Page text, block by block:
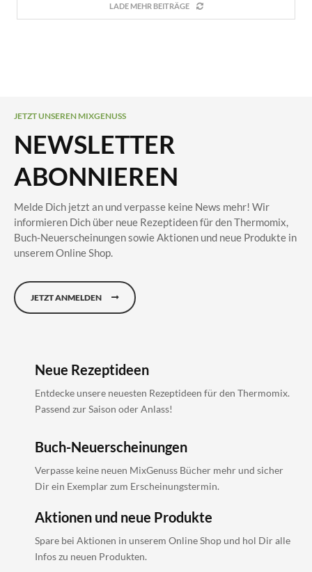
LADE MEHR BEITRÄGE
JETZT UNSEREN MIXGENUSS
NEWSLETTER
ABONNIEREN
Melde Dich jetzt an und verpasse keine News mehr! Wir
informieren Dich über neue Rezeptideen für den Thermomix,
Buch-Neuerscheinungen sowie Aktionen und neue Produkte in
unserem Online Shop.
JETZT ANMELDEN
Neue Rezeptideen
Entdecke unsere neuesten Rezeptideen für den Thermomix.
Passend zur Saison oder Anlass!
Buch-Neuerscheinungen
Verpasse keine neuen MixGenuss Bücher mehr und sicher
Dir ein Exemplar zum Erscheinungstermin.
Aktionen und neue Produkte
Spare bei Aktionen in unserem Online Shop und hol Dir alle
Infos zu neuen Produkten.